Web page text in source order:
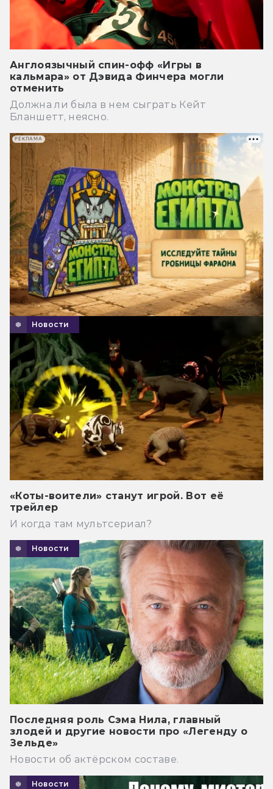
Англоязычный спин-офф «Игры в
кальмара» от Дэвида Финчера могли
отменить
Должна ли была в нем сыграть Кейт
Бланшетт, неясно.
Новости
«Коты-воители» станут игрой. Вот её
трейлер
И когда там мультсериал?
Новости
Последняя роль Сэма Нила, главный
злодей и другие новости про «Легенду о
Зельде»
Новости об актёрском составе.
Новости
РЕКЛАМА